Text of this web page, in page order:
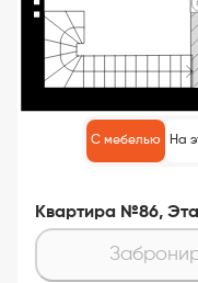
С мебелью На
Квартира №86,